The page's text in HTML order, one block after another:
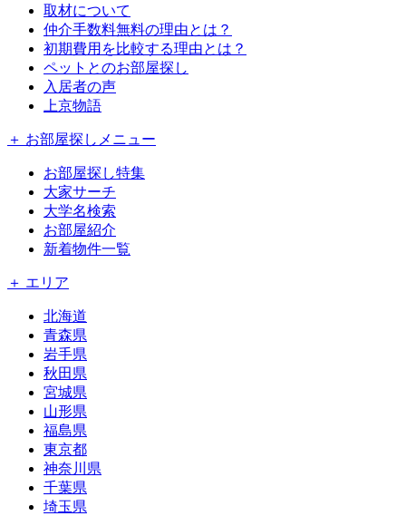
取材について
仲介手数料無料の理由とは？
初期費用を比較する理由とは？
ペットとのお部屋探し
入居者の声
上京物語
＋ お部屋探しメニュー
お部屋探し特集
大家サーチ
大学名検索
お部屋紹介
新着物件一覧
＋ エリア
北海道
青森県
岩手県
秋田県
宮城県
山形県
福島県
東京都
神奈川県
千葉県
埼玉県